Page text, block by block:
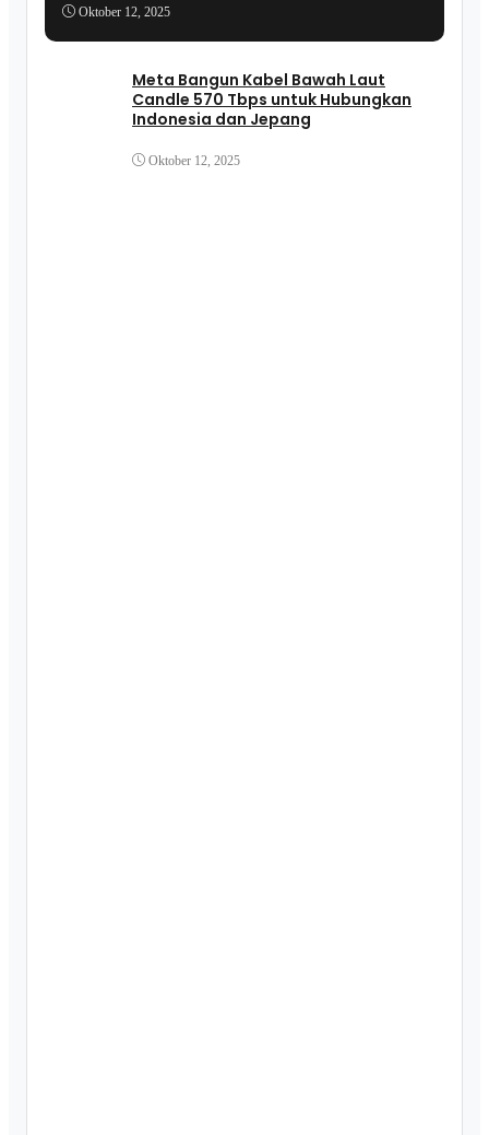
Oktober 12, 2025
Meta Bangun Kabel Bawah Laut
Candle 570 Tbps untuk Hubungkan
Indonesia dan Jepang
Oktober 12, 2025